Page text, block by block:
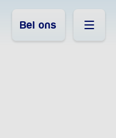
Bel ons